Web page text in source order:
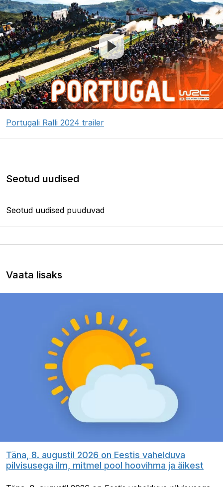
Portugali Ralli 2024 trailer
Seotud uudised
Seotud uudised puuduvad
Vaata lisaks
Täna, 8. augustil 2026 on Eestis vahelduva
pilvisusega ilm, mitmel pool hoovihma ja äikest